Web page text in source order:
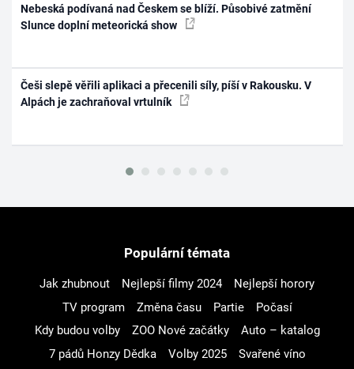
Nebeská podívaná nad Českem se blíží. Působivé zatmění
Slunce doplní meteorická show
Češi slepě věřili aplikaci a přecenili síly, píší v Rakousku. V
Alpách je zachraňoval vrtulník
Populární témata
Jak zhubnout Nejlepší filmy 2024
Nejlepší horory
TV program
Změna času Partie
Počasí
Kdy budou volby
ZOO Nové začátky
Auto – katalog
7 pádů Honzy Dědka
Volby 2025
Svařené víno